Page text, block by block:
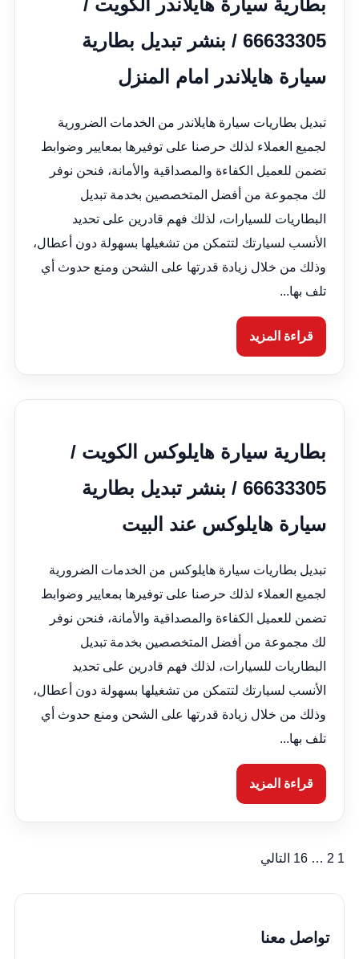
بطارية سيارة هايلاندر الكويت /
66633305 / بنشر تبديل بطارية
سيارة هايلاندر امام المنزل
تبديل بطاريات سيارة هايلاندر من الخدمات الضرورية
لجميع العملاء لذلك حرصنا على توفيرها بمعايير وضوابط
تضمن للعميل الكفاءة والمصداقية والأمانة، فنحن نوفر
لك مجموعة من أفضل المتخصصين بخدمة تبديل
البطاريات للسيارات، لذلك فهم قادرين على تحديد
الأنسب لسيارتك لتتمكن من تشغيلها بسهولة دون أعطال،
وذلك من خلال زيادة قدرتها على الشحن ومنع حدوث أي
تلف بها...
قراءة المزيد
بطارية سيارة هايلوكس الكويت /
66633305 / بنشر تبديل بطارية
سيارة هايلوكس عند البيت
تبديل بطاريات سيارة هايلوكس من الخدمات الضرورية
لجميع العملاء لذلك حرصنا على توفيرها بمعايير وضوابط
تضمن للعميل الكفاءة والمصداقية والأمانة، فنحن نوفر
لك مجموعة من أفضل المتخصصين بخدمة تبديل
البطاريات للسيارات، لذلك فهم قادرين على تحديد
الأنسب لسيارتك لتتمكن من تشغيلها بسهولة دون أعطال،
وذلك من خلال زيادة قدرتها على الشحن ومنع حدوث أي
تلف بها...
قراءة المزيد
تعدد
صفحات
المقالات
1
2
…
16 التالي
تواصل معنا